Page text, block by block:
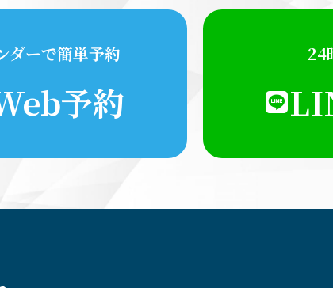
ダーで簡単予約
予約
24